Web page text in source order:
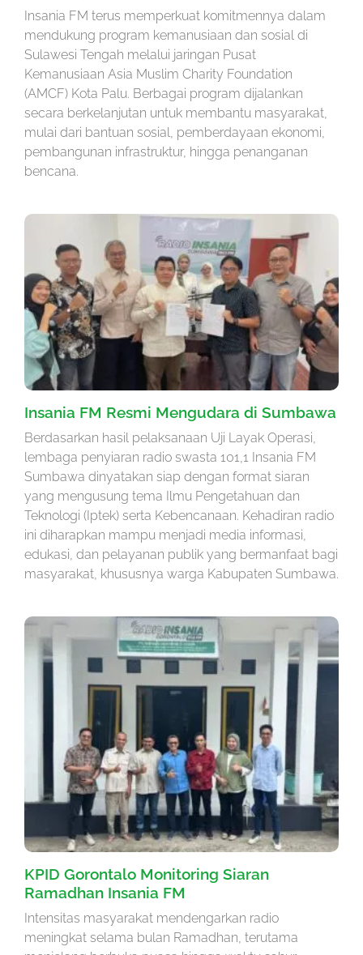
Insania FM terus memperkuat komitmennya dalam
mendukung program kemanusiaan dan sosial di
Sulawesi Tengah melalui jaringan Pusat
Kemanusiaan Asia Muslim Charity Foundation
(AMCF) Kota Palu. Berbagai program dijalankan
secara berkelanjutan untuk membantu masyarakat,
mulai dari bantuan sosial, pemberdayaan ekonomi,
pembangunan infrastruktur, hingga penanganan
bencana.
Insania FM Resmi Mengudara di Sumbawa
Berdasarkan hasil pelaksanaan Uji Layak Operasi,
lembaga penyiaran radio swasta 101,1 Insania FM
Sumbawa dinyatakan siap dengan format siaran
yang mengusung tema Ilmu Pengetahuan dan
Teknologi (Iptek) serta Kebencanaan. Kehadiran radio
ini diharapkan mampu menjadi media informasi,
edukasi, dan pelayanan publik yang bermanfaat bagi
masyarakat, khususnya warga Kabupaten Sumbawa.
KPID Gorontalo Monitoring Siaran
Ramadhan Insania FM
Intensitas masyarakat mendengarkan radio
meningkat selama bulan Ramadhan, terutama